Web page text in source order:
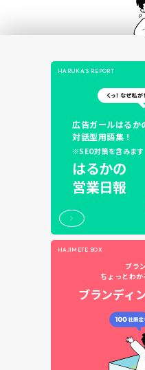
HARUKA’S REPORT
広告ガールはるか
対話型用語集！
※SEO対策を含みます
はるかの
営業日報
HAJIMETE BOX
ブラ
ちょっとわか
ブランディ